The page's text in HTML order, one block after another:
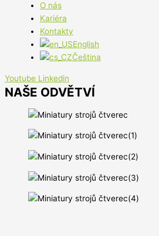
O nás
Kariéra
Kontakty
English
Čeština
Youtube Linkedin
NAŠE ODVĚTVÍ